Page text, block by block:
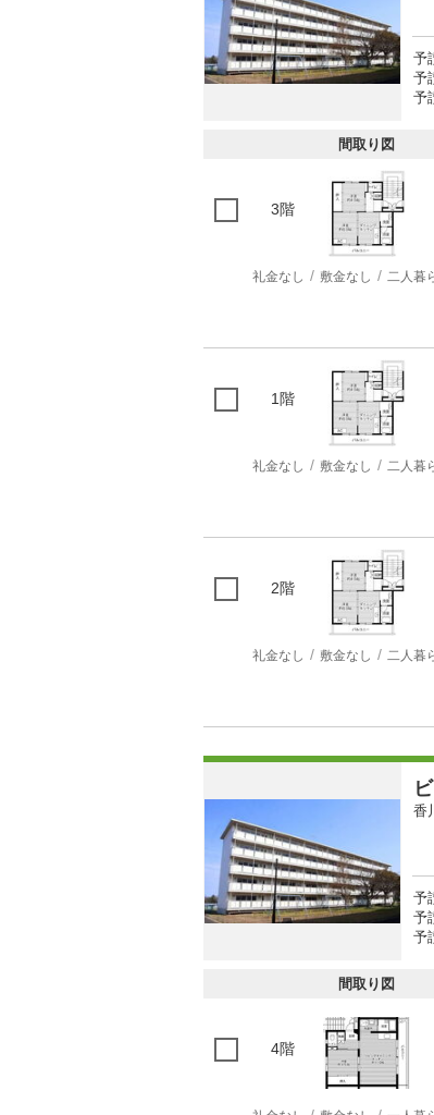
予
予
予
間取り図
3階
礼金なし 敷金なし 二人暮
1階
礼金なし 敷金なし 二人暮
2階
礼金なし 敷金なし 二人暮
香
予
予
予
間取り図
4階